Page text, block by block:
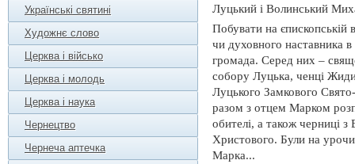
Українські святині
Художнє слово
Церква і військо
Церква і молодь
Церква і наука
Чернецтво
Чернеча аптечка
Луцький і Волинський
Побувати на єпископській
чи духовного наставника
громада. Серед них –
собору Луцька, ченці
Луцького Замкового
разом з отцем Марком
обителі, а також черниці
Христового. Були на
Марка...